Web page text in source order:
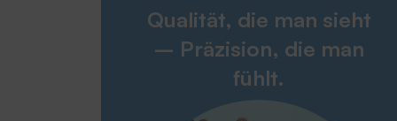
Qualität, die man sieht
– Präzision, die man
fühlt.